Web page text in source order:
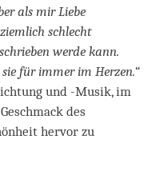
als mir Liebe
schlecht
werde kann.
für immer im Herzen.“
und -Musik, im
des
hervor zu